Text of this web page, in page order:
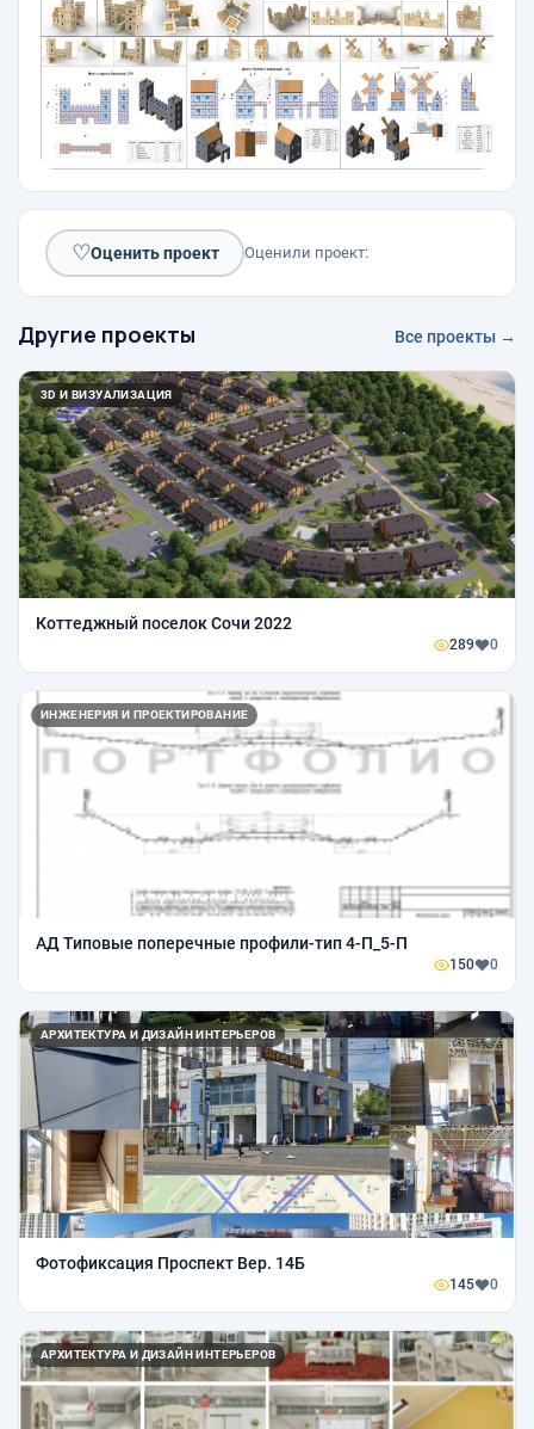
♡Оценить проект Оценили проект:
Другие проекты Все проекты →
3D И ВИЗУАЛИЗАЦИЯ
Коттеджный поселок Сочи 2022
289 0
ИНЖЕНЕРИЯ И ПРОЕКТИРОВАНИЕ
АД Типовые поперечные профили-тип 4-П_5-П
150 0
АРХИТЕКТУРА И ДИЗАЙН ИНТЕРЬЕРОВ
Фотофиксация Проспект Вер. 14Б
145 0
АРХИТЕКТУРА И ДИЗАЙН ИНТЕРЬЕРОВ